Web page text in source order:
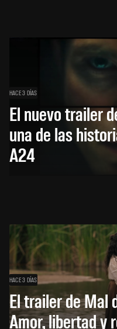
HACE 3 DÍAS
El nuevo trailer
una de las
A24
HACE 3 DÍAS
El trailer de Mal
Amor, libertad y